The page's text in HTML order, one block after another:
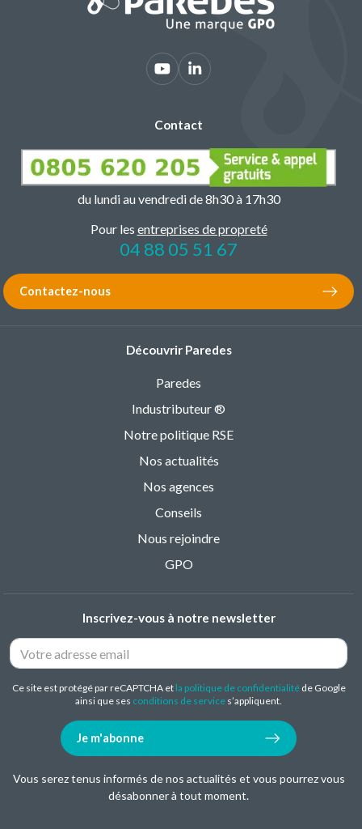
Contact
du lundi au vendredi de 8h30 à 17h30
Pour les entreprises de propreté
04 88 05 51 67
Contactez-nous
Découvrir Paredes
Paredes
Industributeur ®
Notre politique RSE
Nos actualités
Nos agences
Conseils
Nous rejoindre
GPO
Inscrivez-vous à notre newsletter
Ce site est protégé par reCAPTCHA et la politique de confidentialitéde Google
ainsi que ses conditions de service s’appliquent.
Je m'abonne
Vous serez tenus informés de nos actualités et vous pourrez vous
désabonner à tout moment.